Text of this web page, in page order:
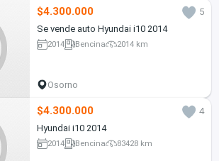
$4.300.000
5
Se vende auto Hyundai i10 2014
2014 Bencina 2014 km
Osorno
$4.300.000
4
Hyundai i10 2014
2014 Bencina 83428 km